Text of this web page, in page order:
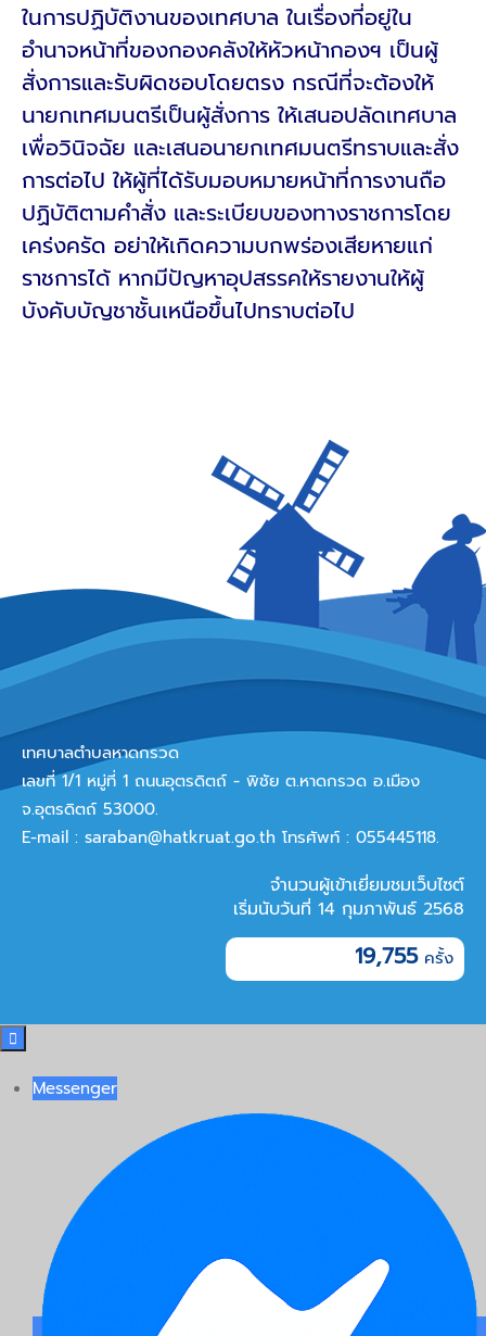
ในการปฏิบัติงานของเทศบาล ในเรื่องที่อยู่ใน
อำนาจหน้าที่ของกองคลังให้หัวหน้ากองฯ เป็นผู้
สั่งการและรับผิดชอบโดยตรง กรณีที่จะต้องให้
นายกเทศมนตรีเป็นผู้สั่งการ ให้เสนอปลัดเทศบาล
เพื่อวินิจฉัย และเสนอนายกเทศมนตรีทราบและสั่ง
การต่อไป ให้ผู้ที่ได้รับมอบหมายหน้าที่การงานถือ
ปฏิบัติตามคำสั่ง และระเบียบของทางราชการโดย
เคร่งครัด อย่าให้เกิดความบกพร่องเสียหายแก่
ราชการได้ หากมีปัญหาอุปสรรคให้รายงานให้ผู้
บังคับบัญชาชั้นเหนือขึ้นไปทราบต่อไป
เทศบาลตำบลหาดกรวด
เลขที่ 1/1 หมู่ที่ 1 ถนนอุตรดิตถ์ - พิชัย ต.หาดกรวด อ.เมือง
จ.อุตรดิตถ์ 53000.
E-mail : saraban@hatkruat.go.th โทรศัพท์ : 055445118.
จำนวนผู้เข้าเยี่ยมชมเว็บไซต์
เริ่มนับวันที่ 14 กุมภาพันธ์ 2568
19,755

Messenger